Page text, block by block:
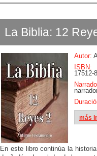
La Biblia: 12
Autor:
ISBN:
17512-
más
En este libro continúa la